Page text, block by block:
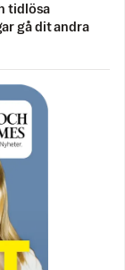
tidlösa
gå dit andra